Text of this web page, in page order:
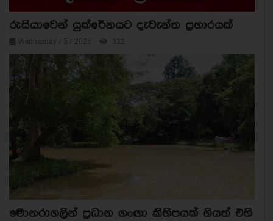
රුසියාවෙන් යුක්රේනයට දැවැන්ත ප්‍රහාරයක්
Wednesday / 5 / 2026 332
මොනරාගලින් ප්‍රධාන ගංඟා කිහිපයක් ගියත් එහි